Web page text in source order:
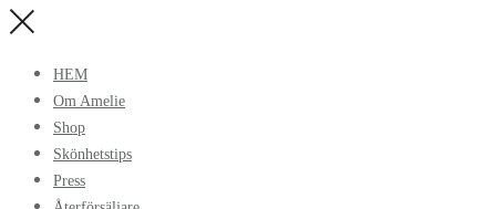
HEM
Om Amelie
Shop
Skönhetstips
Press